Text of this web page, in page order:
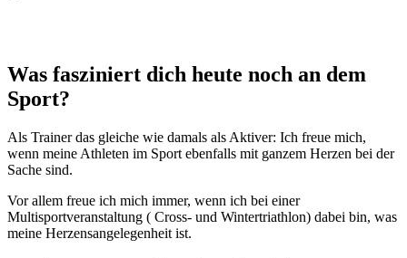
Was fasziniert dich heute noch an dem
Sport?
Als Trainer das gleiche wie damals als Aktiver: Ich freue mich,
wenn meine Athleten im Sport ebenfalls mit ganzem Herzen bei der
Sache sind.
Vor allem freue ich mich immer, wenn ich bei einer
Multisportveranstaltung ( Cross- und Wintertriathlon) dabei bin, was
meine Herzensangelegenheit ist.